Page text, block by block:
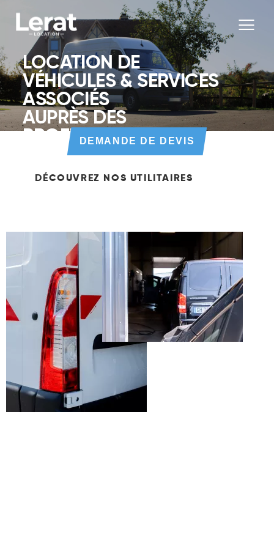
LOCATION DE
VÉHICULES & SERVICES
ASSOCIÉS
AUPRÈS DES
PROFESSIONNELS
DÉCOUVREZ NOS UTILITAIRES
DEMANDE DE DEVIS